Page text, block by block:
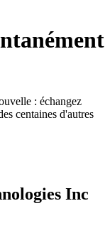
: échangez
centaines d'autres
Inc